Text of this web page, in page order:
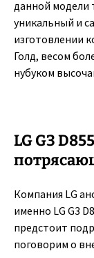
данной модели
уникальный и
изготовлении
Голд, весом
нубуком
LG G3
Компания LG
именно LG G3
предстоит
поговорим о